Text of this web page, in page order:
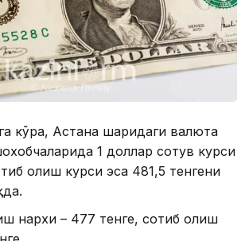
кўра, Астана шаҳридаги валюта
1 доллар сотув курси
олиш курси эса 481,5 тенгени
нархи – 477 тенге, сотиб олиш